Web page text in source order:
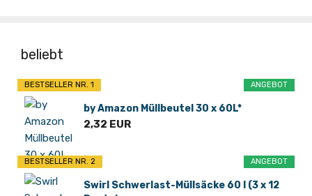
beliebt
ANGEBOT
BESTSELLER NR. 1
by Amazon Müllbeutel 30 x 60L*
2,32 EUR
ANGEBOT
BESTSELLER NR. 2
Swirl Schwerlast-Müllsäcke 60 l (3 x 12